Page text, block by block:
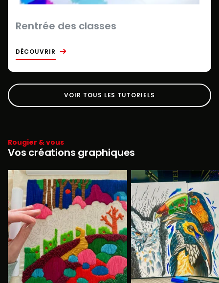
Rentrée des classes
DÉCOUVRIR
VOIR TOUS LES TUTORIELS
Rougier & vous
Vos créations graphiques